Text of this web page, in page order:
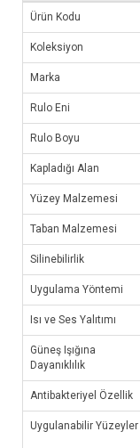
Ürün Kodu
Koleksiyon
Marka
Rulo Eni
Rulo Boyu
Kapladığı Alan
Yüzey Malzemesi
Taban Malzemesi
Silinebilirlik
Uygulama Yöntemi
Isı ve Ses Yalıtımı
Güneş Işığına
Dayanıklılık
Antibakteriyel Özellik
Uygulanabilir Yüzeyler